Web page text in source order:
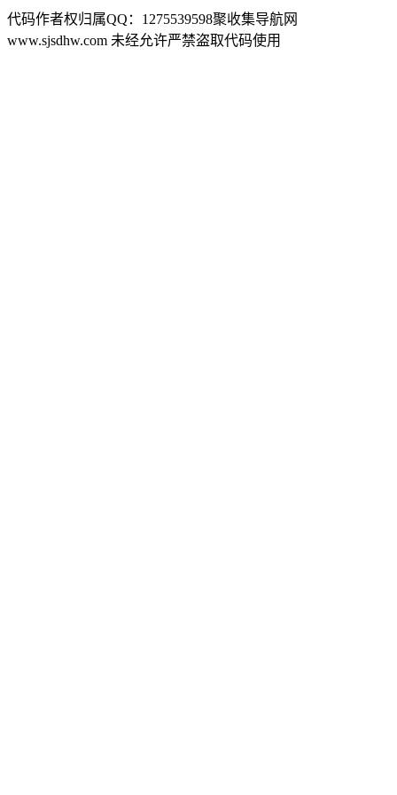
代码作者权归属QQ：1275539598聚收集导航网
www.sjsdhw.com 未经允许严禁盗取代码使用